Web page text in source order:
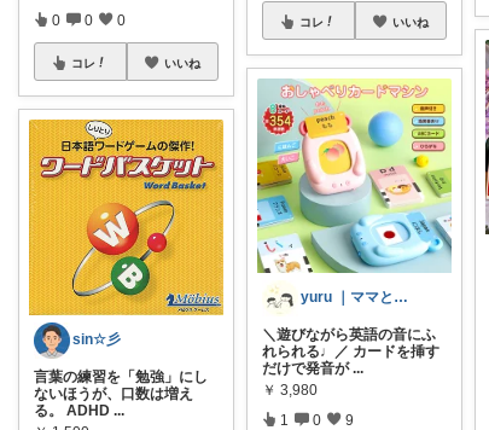
0 0 0
コレ いいね
sin☆彡
言葉の練習を「勉強」にし
ないほうが、口数は増え
る。 ADHD ...
コレ いいね
yuru ｜ママとこどもの暮らし𖥧𖤣
＼遊びながら英語の音にふ
れられる♩／ カードを挿す
だけで発音が ...
￥ 3,980
1 0 9